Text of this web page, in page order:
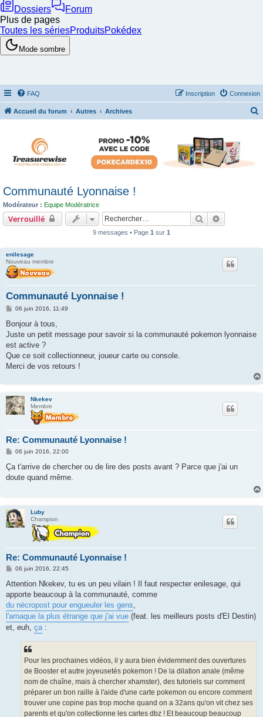
FAQ Connexion
Inscription
Accueil du forum Autres Archives
Communauté Lyonnaise !
Modérateur : Equipe Modératrice
Verrouillé Rechercher
9 messages • Page 1 sur 1
enilesage
Nouveau membre
Communauté Lyonnaise !
M
s
a
g
06 juin 2016, 11:49
Bonjour à tous,
Juste un petit message pour savoir si la communauté pokemon lyonnaise
est active ?
Que ce soit collectionneur, joueur carte ou console.
Merci de vos retours !
Nkekev
Membre
Re: Communauté Lyonnaise !
M
s
a
06 juin 2016, 22:00
Ça t'arrive de chercher ou de lire des posts avant ? Parce que j'ai un
doute quand même.
Luby
Champion
Re: Communauté Lyonnaise !
M
s
a
g
e
06 juin 2016, 22:45
Attention Nkekev, tu es un peu vilain ! Il faut respecter enilesage, qui
apporte beaucoup à la communauté, comme
du nécropost pour engueuler les gens,
l'arnaque la plus étrange que j'ai vue (feat. les meilleurs posts d'El Destin)
et, euh, ça:
Pour les prochaines vidéos, il y aura bien évidemment des ouvertures
de Booster et autre joyeusetés pokemon ! De la dilation anale (même
nom de chaîne, mais à chercher xhamster), des tutoriels sur comment
préparer un bon raille à l'aide d'une carte pokemon ou encore comment
trouver une copine pas trop moche quand on a 32ans qu'on vit chez ses
parents et qu'on collectionne les cartes dbz ! Et beaucoup beaucoup